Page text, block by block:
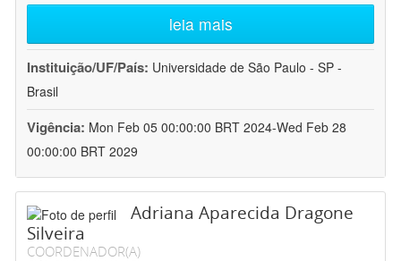
leia mais
Instituição/UF/País: Universidade de São Paulo - SP -
Brasil
Vigência: Mon Feb 05 00:00:00 BRT 2024-Wed Feb 28
00:00:00 BRT 2029
Adriana Aparecida Dragone
Silveira
COORDENADOR(A)